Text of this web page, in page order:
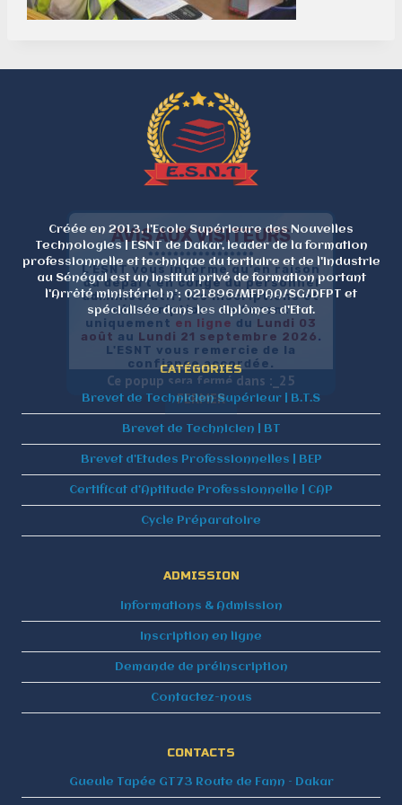
Créée en 2013, l'Ecole Supérieure des Nouvelles
Technologies | ESNT de Dakar, leader de la formation
professionnelle et technique du tertiaire et de l'industrie
au Sénégal est un institut privé de formation portant
l'Arrêté ministériel n°: 021896/MFPAA/SG/DFPT et
spécialisée dans les diplômes d'Etat.
CATÉGORIES
Brevet de Technicien Supérieur | B.T.S
Brevet de Technicien | BT
Brevet d’Etudes Professionnelles | BEP
Certificat d’Aptitude Professionnelle | CAP
Cycle Préparatoire
ADMISSION
Informations & Admission
Inscription en ligne
Demande de préinscription
Contactez-nous
CONTACTS
Gueule Tapée GT73 Route de Fann – Dakar
Ce popup sera fermé dans :_ 25
AVIS AUX VISITEURS
*****************
L'ESNT vous informe qu'en raison
du départ en congé du personnel
administratif, les inscriptions et
réinscriptions se feront
uniquement en ligne du Lundi 03
août au Lundi 21 septembre 2026 .
L'ESNT vous remercie de la
confiance accordée.
FERMER